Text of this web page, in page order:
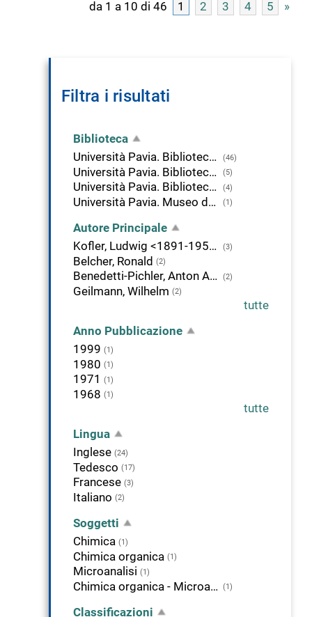
da 1 a 10 di 46 1 2 3 4 5 »
Filtra i risultati
Biblioteca
Università Pavia. Biblioteca delle Scienze
(46)
Università Pavia. Biblioteca di Area Medica "Adolfo Ferrata" (5)
Università Pavia. Biblioteca della Scienza e della Tecnica (4)
Università Pavia. Museo della Tecnica Elettrica (1)
Autore Principale
Kofler, Ludwig <1891-1951>
(3)
Belcher, Ronald (2)
Benedetti-Pichler, Anton Alexander (2)
Geilmann, Wilhelm (2)
tutte
Anno Pubblicazione
1999 (1)
1980 (1)
1971 (1)
1968 (1)
tutte
Lingua
Inglese (24)
Tedesco (17)
Francese (3)
Italiano (2)
Soggetti
Chimica (1)
Chimica organica (1)
Microanalisi (1)
Chimica organica - Microanalisi (1)
Classificazioni